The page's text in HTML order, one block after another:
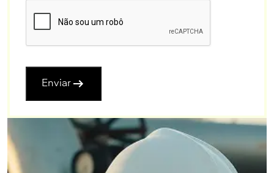
Enviar